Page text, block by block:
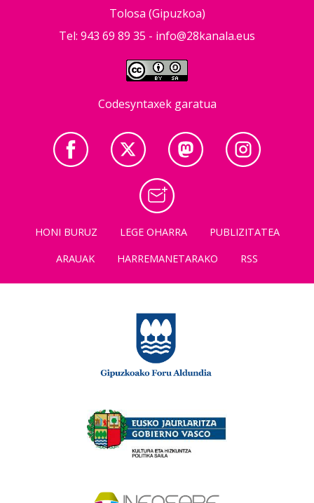
Tolosa (Gipuzkoa)
Tel: 943 69 89 35 - info@28kanala.eus
Codesyntaxek garatua
HONI BURUZ LEGE OHARRA
PUBLIZITATEA
ARAUAK
HARREMANETARAKO RSS